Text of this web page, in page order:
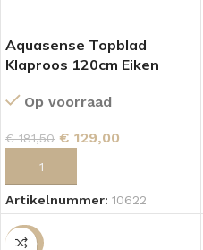
Aquasense Topblad
Klaproos 120cm Eiken
Op voorraad
€181,50 € 129,00
Artikelnummer: 10622
-50%